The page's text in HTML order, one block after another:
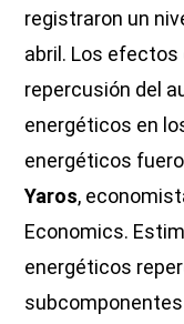
registraron un
abril. Los efectos
repercusión del
energéticos en
energéticos
Yaros,
Economics.
energéticos